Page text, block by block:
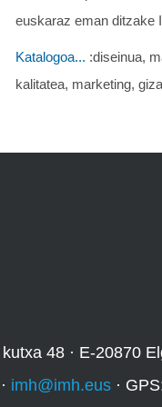
euskaraz eman ditzake
Katalogoa... :diseinua,
kalitatea, marketing,
48 · E-20870
· imh@imh.eus ·